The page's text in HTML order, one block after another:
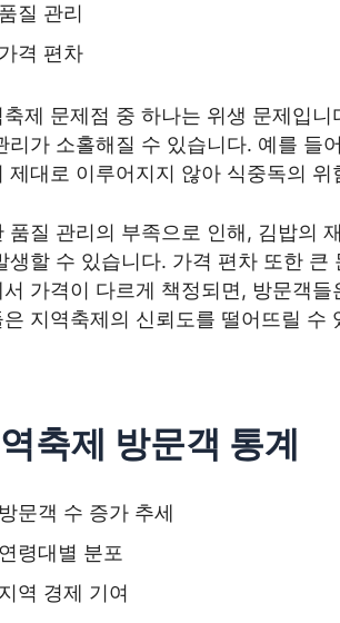
품질 관리
가격 편차
축제 문제점 중 하나는 위생 문제입
리가 소홀해질 수 있습니다. 예를 들
제대로 이루어지지 않아 식중독의
품질 관리의 부족으로 인해, 김밥의
생할 수 있습니다. 가격 편차 또한
서 가격이 다르게 책정되면, 방문객
은 지역축제의 신뢰도를 떨어뜨릴 수
축제 방문객 통계
방문객 수 증가 추세
연령대별 분포
지역 경제 기여